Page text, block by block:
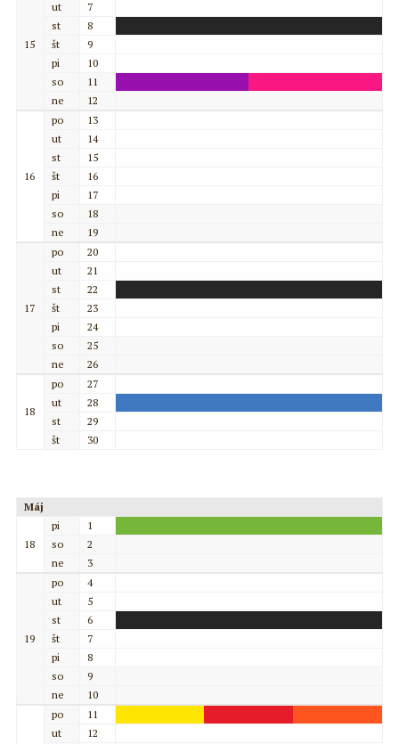
15
ut
7
st
8
št
9
pi
10
so
11
ne
12
16
po
13
ut
14
st
15
št
16
pi
17
so
18
ne
19
17
po
20
ut
21
st
22
št
23
pi
24
so
25
ne
26
18
po
27
ut
28
st
29
št
30
Máj
18
pi
1
so
2
ne
3
19
po
4
ut
5
st
6
št
7
pi
8
so
9
ne
10
po
11
ut
12